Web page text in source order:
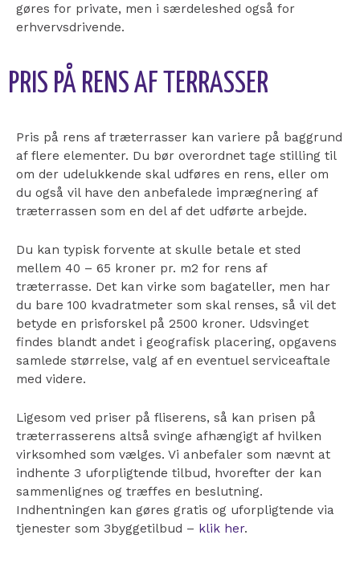
gøres for private, men i særdeleshed også for
erhvervsdrivende.
PRIS PÅ RENS AF TERRASSER
Pris på rens af træterrasser kan variere på baggrund
af flere elementer. Du bør overordnet tage stilling til
om der udelukkende skal udføres en rens, eller om
du også vil have den anbefalede imprægnering af
træterrassen som en del af det udførte arbejde.
Du kan typisk forvente at skulle betale et sted
mellem 40 – 65 kroner pr. m2 for rens af
træterrasse. Det kan virke som bagateller, men har
du bare 100 kvadratmeter som skal renses, så vil det
betyde en prisforskel på 2500 kroner. Udsvinget
findes blandt andet i geografisk placering, opgavens
samlede størrelse, valg af en eventuel serviceaftale
med videre.
Ligesom ved priser på fliserens, så kan prisen på
træterrasserens altså svinge afhængigt af hvilken
virksomhed som vælges. Vi anbefaler som nævnt at
indhente 3 uforpligtende tilbud, hvorefter der kan
sammenlignes og træffes en beslutning.
Indhentningen kan gøres gratis og uforpligtende via
tjenester som 3byggetilbud – klik her.